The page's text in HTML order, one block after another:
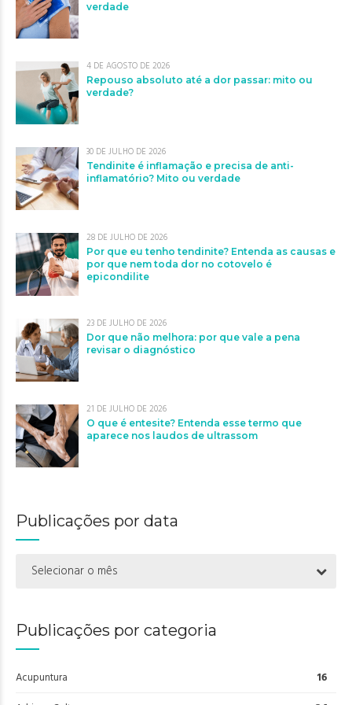
verdade
4 DE AGOSTO DE 2026
Repouso absoluto até a dor passar: mito ou
verdade?
30 DE JULHO DE 2026
Tendinite é inflamação e precisa de anti-
inflamatório? Mito ou verdade
28 DE JULHO DE 2026
Por que eu tenho tendinite? Entenda as causas e
por que nem toda dor no cotovelo é
epicondilite
23 DE JULHO DE 2026
Dor que não melhora: por que vale a pena
revisar o diagnóstico
21 DE JULHO DE 2026
O que é entesite? Entenda esse termo que
aparece nos laudos de ultrassom
Publicações por data
Selecionar o mês
Publicações por categoria
Acupuntura 16